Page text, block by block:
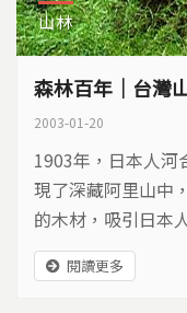
山林
森林百年｜台灣
2003-01-20
1903年，日本人河
現了深藏阿里山中
的木材，吸引日本
啟台灣森林百年來
林場的砍伐開始，
閱讀更多